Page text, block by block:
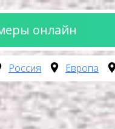
онлайн
Россия Европа